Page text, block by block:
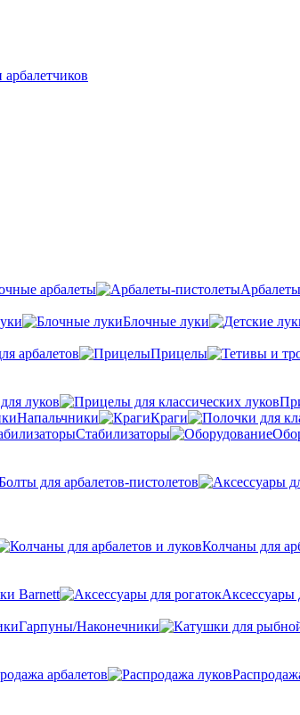
арбалеты
Блочные луки
арбалетов Прицелы
луков
Напальчники Краги
Стабилизаторы
для арбалетов-пистолетов
Колчаны для
Barnett Аксессуары
Гарпуны/Наконечники
арбалетов